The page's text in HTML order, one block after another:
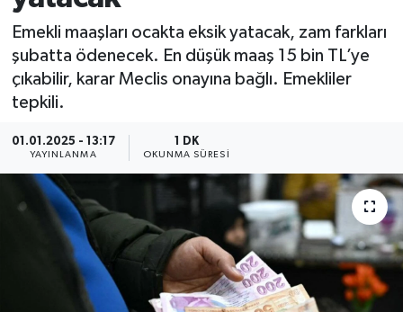
Emekli maaşları ocakta eksik yatacak, zam farkları
şubatta ödenecek. En düşük maaş 15 bin TL’ye
çıkabilir, karar Meclis onayına bağlı. Emekliler
tepkili.
01.01.2025 - 13:17
YAYINLANMA
1 DK
OKUNMA SÜRESI